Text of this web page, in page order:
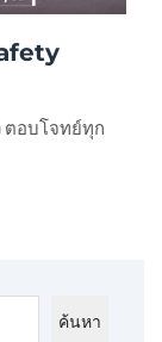
ตอบโจทย์ทุก
ค้นหา